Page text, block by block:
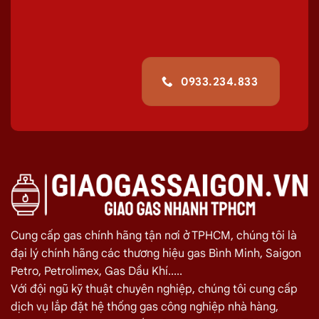
giúp quá trình sử dụng
của quý
Giá Giao Gas Tận Nơi Đường Sông Đà, Tân
Bình Gas Petro VietNam 6kg màu đỏ
275.000₫
Bình Gas ELF 6,5kg Màu Đỏ
320.000
Bình gas Pacific Petro 12kg màu Xám
480.000 ₫
Bình gas Pacific Petro 12kg Màu Vàng
480.000₫
gas dầu khí mầu xanh lá chuối 12kg
480.000₫
Bình gas dầu khí 12kg màu vàng
480.000
0933.234.833
Cung cấp gas chính hãng tận nơi ở TPHCM, chúng tôi là
đại lý chính hãng các thương hiệu gas Bình Minh, Saigon
Petro, Petrolimex, Gas Dầu Khí.....
Với đội ngũ kỹ thuật chuyên nghiệp, chúng tôi cung cấp
dịch vụ lắp đặt hệ thống gas công nghiệp nhà hàng,